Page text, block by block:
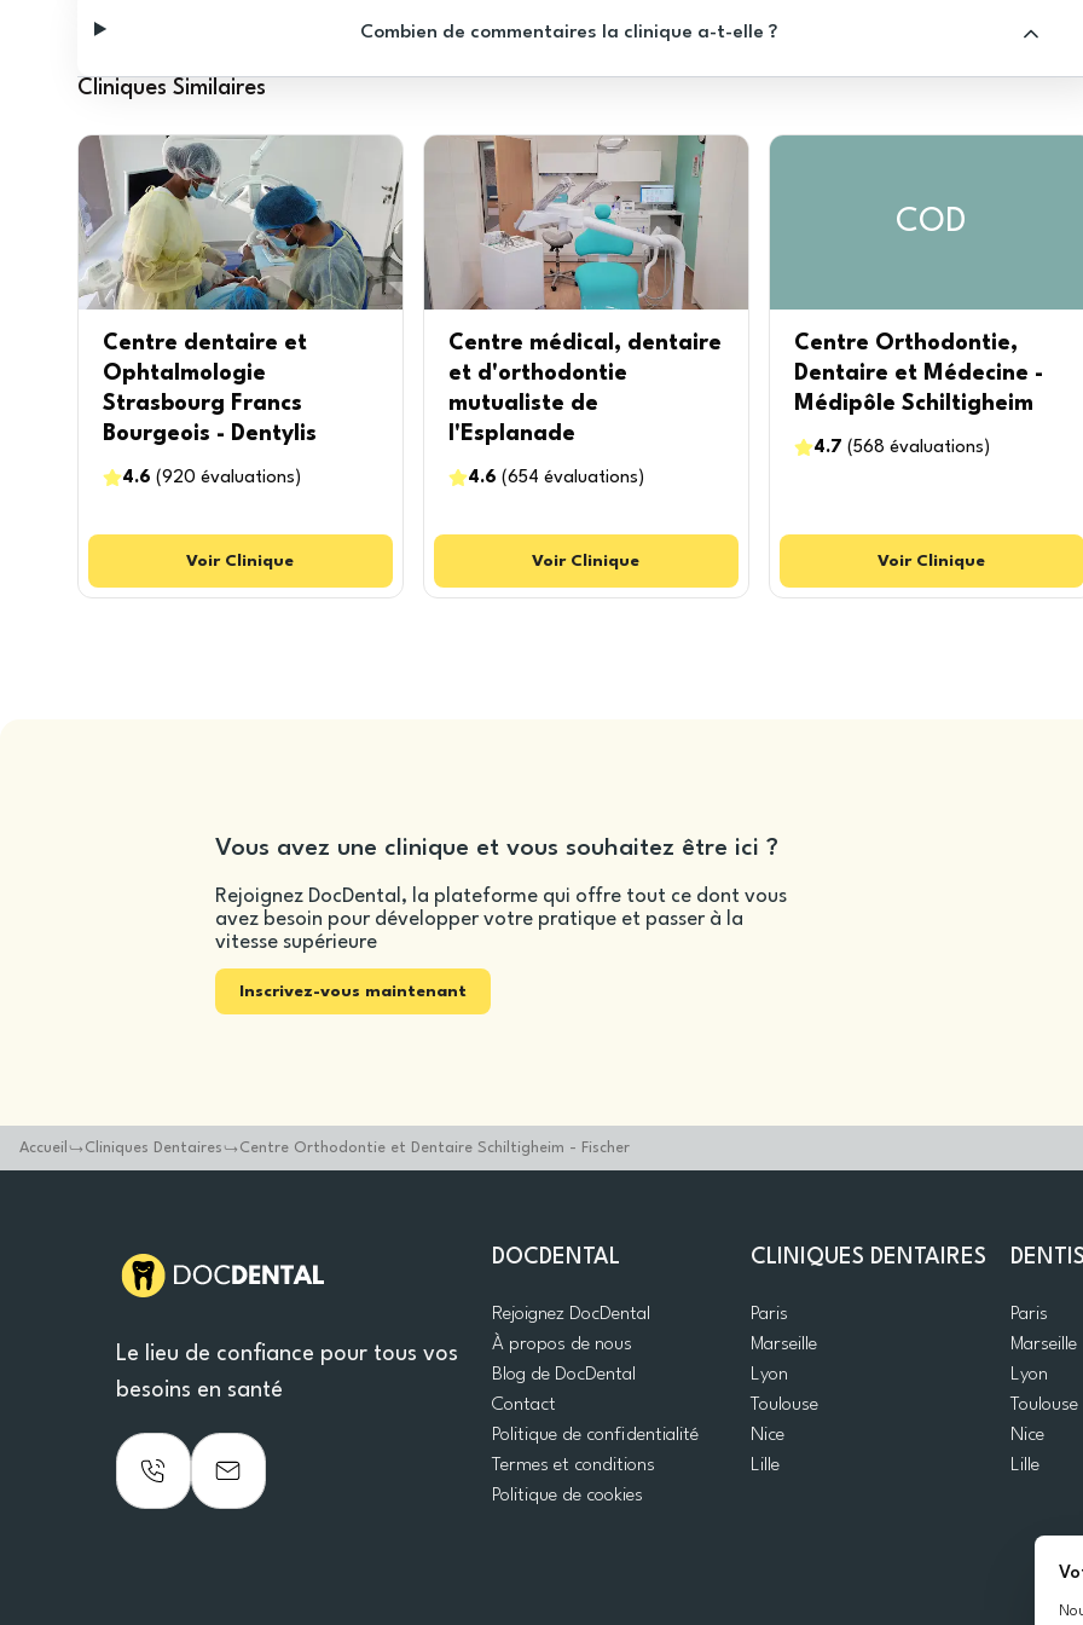
Combien de commentaires la clinique a-t-elle ?
Cliniques Similaires
Centre dentaire et
Ophtalmologie
Strasbourg Francs
Bourgeois - Dentylis
4.6 (920 évaluations )
Voir Clinique
Centre médical, dentaire
et d'orthodontie
mutualiste de
l'Esplanade
4.6 (654 évaluations )
Voir Clinique
COD
Centre Orthodontie,
Dentaire et Médecine -
Médipôle Schiltigheim
4.7 (568 évaluations )
Voir Clinique
Vous avez une clinique et vous souhaitez être ici ?
Rejoignez DocDental, la plateforme qui offre tout ce dont vous
avez besoin pour développer votre pratique et passer à la
vitesse supérieure
Inscrivez-vous maintenant
Accueil Cliniques Dentaires Centre Orthodontie et Dentaire Schiltigheim - Fischer
Le lieu de confiance pour tous vos
besoins en santé
DOCDENTAL
Rejoignez DocDental
À propos de nous
Blog de DocDental
Contact
Politique de confidentialité
Termes et conditions
Politique de cookies
CLINIQUES DENTAIRES
Paris
Marseille
Lyon
Toulouse
Nice
Lille
Paris
Marseille
Lyon
Toulouse
Nice
Lille